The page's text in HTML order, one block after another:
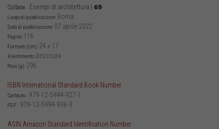
Collana: Esempi di architettura 69
Luogo di pubblicazione: Roma
Data di pubblicazione: 07 aprile 2022
Pagine: 116
Formato (cm): 24 x 17
Allestimento: brossura
Peso (g): 296
ISBN International Standard Book Number
Cartaceo: 979-12-5994-927-1
PDF: 979-12-5994-936-3
ASIN Amazon Standard Identification Number